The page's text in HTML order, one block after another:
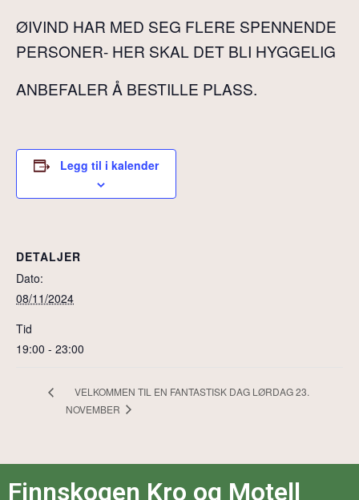
ØIVIND HAR MED SEG FLERE SPENNENDE
PERSONER- HER SKAL DET BLI HYGGELIG
ANBEFALER Å BESTILLE PLASS.
Legg til i kalender
DETALJER
Dato:
08/11/2024
Tid
19:00 - 23:00
VELKOMMEN TIL EN FANTASTISK DAG LØRDAG 23.
NOVEMBER
Finnskogen Kro og Motell